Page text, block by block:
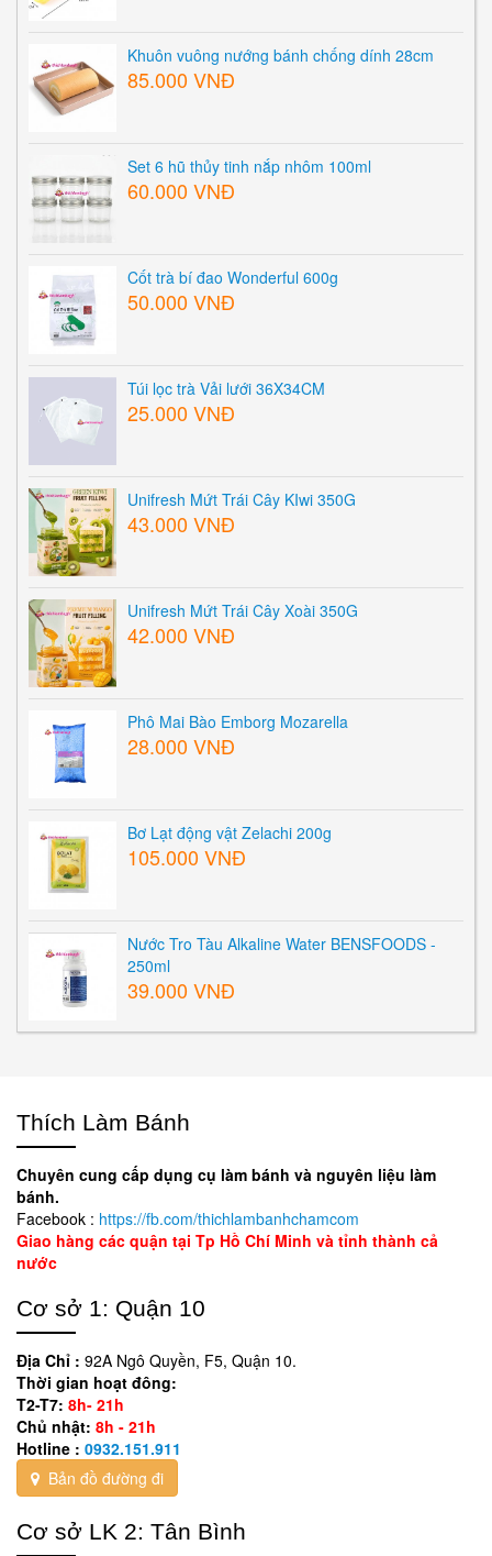
Khuôn vuông nướng bánh chống dính 28cm
85.000 VNĐ
Set 6 hũ thủy tinh nắp nhôm 100ml
60.000 VNĐ
Cốt trà bí đao Wonderful 600g
50.000 VNĐ
Túi lọc trà Vải lưới 36X34CM
25.000 VNĐ
Unifresh Mứt Trái Cây KIwi 350G
43.000 VNĐ
Unifresh Mứt Trái Cây Xoài 350G
42.000 VNĐ
Phô Mai Bào Emborg Mozarella
28.000 VNĐ
Bơ Lạt động vật Zelachi 200g
105.000 VNĐ
Nước Tro Tàu Alkaline Water BENSFOODS -
250ml
39.000 VNĐ
Thích Làm Bánh
Chuyên cung cấp dụng cụ làm bánh và nguyên liệu làm
bánh.
Facebook : https://fb.com/thichlambanhchamcom
Giao hàng các quận tại Tp Hồ Chí Minh và tỉnh thành cả
nước
Cơ sở 1: Quận 10
Địa Chỉ : 92A Ngô Quyền, F5, Quận 10.
Thời gian hoạt đông:
T2-T7: 8h- 21h
Chủ nhật: 8h - 21h
Hotline : 0932.151.911
Bản đồ đường đi
Cơ sở LK 2: Tân Bình